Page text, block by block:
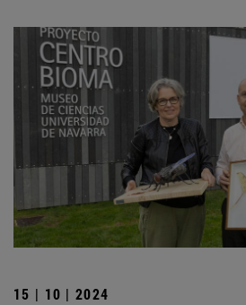
15 | 10 | 2024